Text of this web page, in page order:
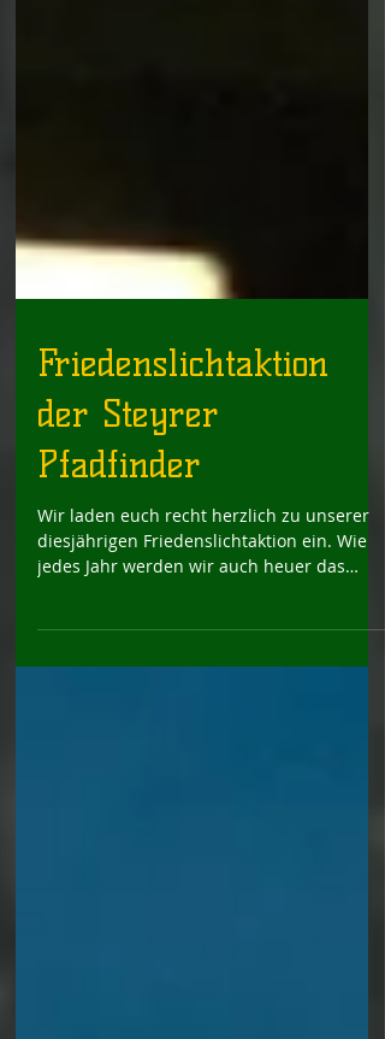
Friedenslichtaktion
der Steyrer
Pfadfinder
Wir laden euch recht herzlich zu unserer
diesjährigen Friedenslichtaktion ein. Wie
Friedenslicht am...